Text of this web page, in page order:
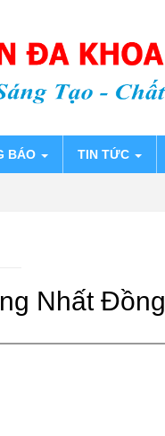
BÁO TIN TỨC
Nhất